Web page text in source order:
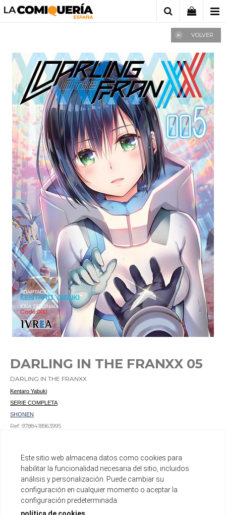
VOLVER
DARLING IN THE FRANXX 05
DARLING IN THE FRANXX
Kentaro Yabuki
SERIE COMPLETA
SHONEN
Ref. 9788418963995
Serie de 8 tomos
Tomo de aproximadamente 200 páginas
Formato B6 con sobrecubierta
Incluye páginas a color
Este sitio web almacena datos como cookies para
habilitar la funcionalidad necesaria del sitio, incluidos
análisis y personalización. Puede cambiar su
configuración en cualquier momento o aceptar la
configuración predeterminada.